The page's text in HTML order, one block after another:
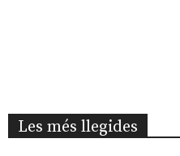
Les més llegides